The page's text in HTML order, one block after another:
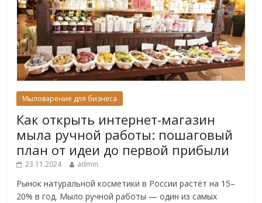
Мыловарение для бизнеса
Как открыть интернет-магазин
мыла ручной работы: пошаговый
план от идеи до первой прибыли
23.11.2024 admin
Рынок натуральной косметики в России растёт на 15–
20% в год. Мыло ручной работы — один из самых